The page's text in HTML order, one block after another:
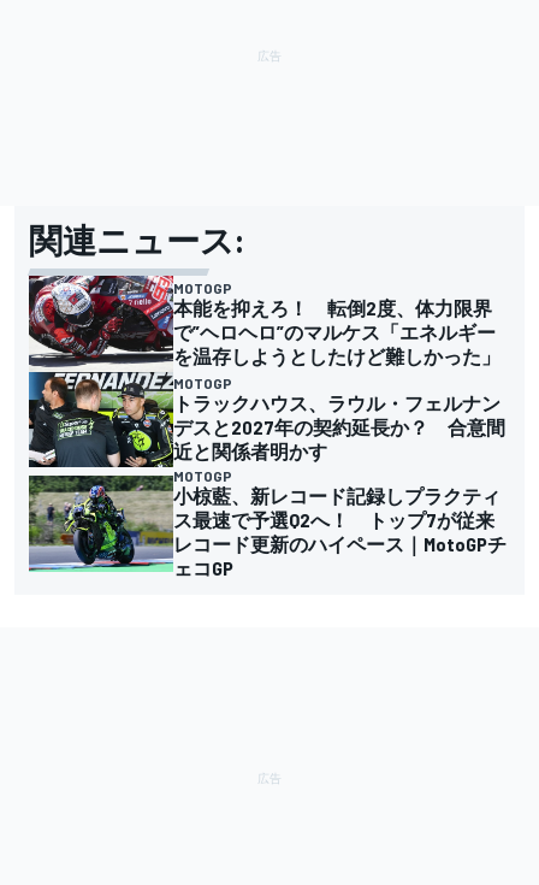
関連ニュース:
MOTOGP
本能を抑えろ！ 転倒2度、体力限界
で”ヘロヘロ”のマルケス「エネルギー
を温存しようとしたけど難しかった」
MOTOGP
トラックハウス、ラウル・フェルナン
デスと2027年の契約延長か？ 合意間
近と関係者明かす
MOTOGP
小椋藍、新レコード記録しプラクティ
ス最速で予選Q2へ！ トップ7が従来
レコード更新のハイペース｜MotoGPチ
ェコGP